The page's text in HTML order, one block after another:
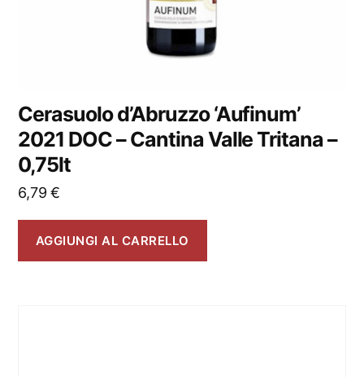
Cerasuolo d’Abruzzo ‘Aufinum’
2021 DOC – Cantina Valle Tritana –
0,75lt
6,79€
AGGIUNGI AL CARRELLO